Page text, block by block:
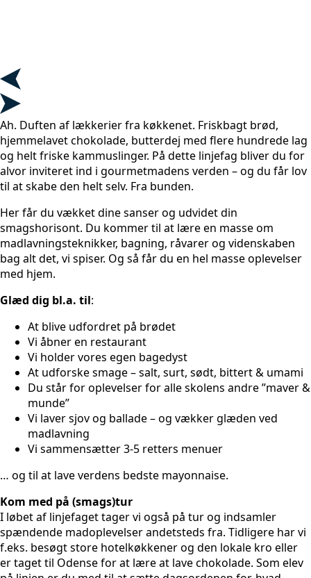
Ah. Duften af lækkerier fra køkkenet. Friskbagt brød,
hjemmelavet chokolade, butterdej med flere hundrede lag
og helt friske kammuslinger. På dette linjefag bliver du for
alvor inviteret ind i gourmetmadens verden – og du får lov
til at skabe den helt selv. Fra bunden.
Her får du vækket dine sanser og udvidet din
smagshorisont. Du kommer til at lære en masse om
madlavningsteknikker, bagning, råvarer og videnskaben
bag alt det, vi spiser. Og så får du en hel masse oplevelser
med hjem.
Glæd dig bl.a. til:
At blive udfordret på brødet
Vi åbner en restaurant
Vi holder vores egen bagedyst
At udforske smage – salt, surt, sødt, bittert & umami
Du står for oplevelser for alle skolens andre ”maver &
munde”
Vi laver sjov og ballade – og vækker glæden ved
madlavning
Vi sammensætter 3-5 retters menuer
… og til at lave verdens bedste mayonnaise.
Kom med på (smags)tur
I løbet af linjefaget tager vi også på tur og indsamler
spændende madoplevelser andetsteds fra. Tidligere har vi
f.eks. besøgt store hotelkøkkener og den lokale kro eller
er taget til Odense for at lære at lave chokolade. Som elev